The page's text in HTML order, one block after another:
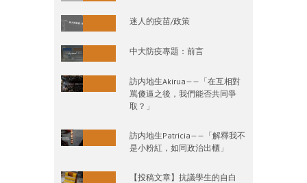
迷人的疫苗/政策
中大防疫專題：前言
訪内地生Akirua——「在互相對
罵傻逼之後，我們能否共同爭
取？」
訪内地生Patricia——「解釋我不
是小粉紅，如同政治出櫃」
【投稿文章】抗議學生的自白